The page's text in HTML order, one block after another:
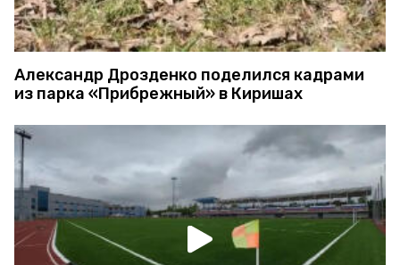
Александр Дрозденко поделился кадрами
из парка «Прибрежный» в Киришах